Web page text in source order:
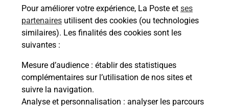
Pour améliorer votre expérience, La Poste et ses
partenaires utilisent des cookies (ou technologies
similaires). Les finalités des cookies sont les
suivantes :
Mesure d’audience : établir des statistiques
complémentaires sur l’utilisation de nos sites et
suivre la navigation.
Analyse et personnalisation : analyser les parcours
7 Place Lamartine
52400 Voisey
Boîte aux Lettres La Poste
Le lien s'ouvre dans un nouvel onglet